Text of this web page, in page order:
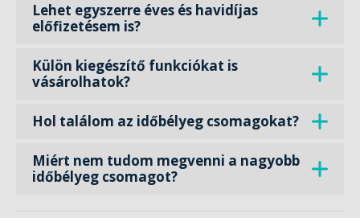
Lehet egyszerre éves és havidíjas
előfizetésem is?
Külön kiegészítő funkciókat is
vásárolhatok?
Hol találom az időbélyeg csomagokat?
Miért nem tudom megvenni a nagyobb
időbélyeg csomagot?